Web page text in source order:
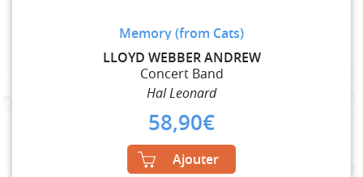
Memory (from Cats)
LLOYD WEBBER ANDREW
Concert Band
Hal Leonard
58,90€
Ajouter